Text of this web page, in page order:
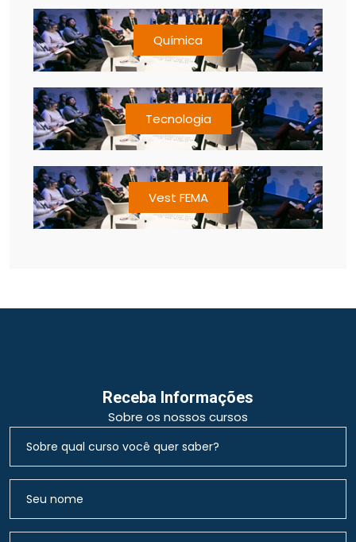
Química
Tecnologia
Vest FEMA
Receba Informações
Sobre os nossos cursos